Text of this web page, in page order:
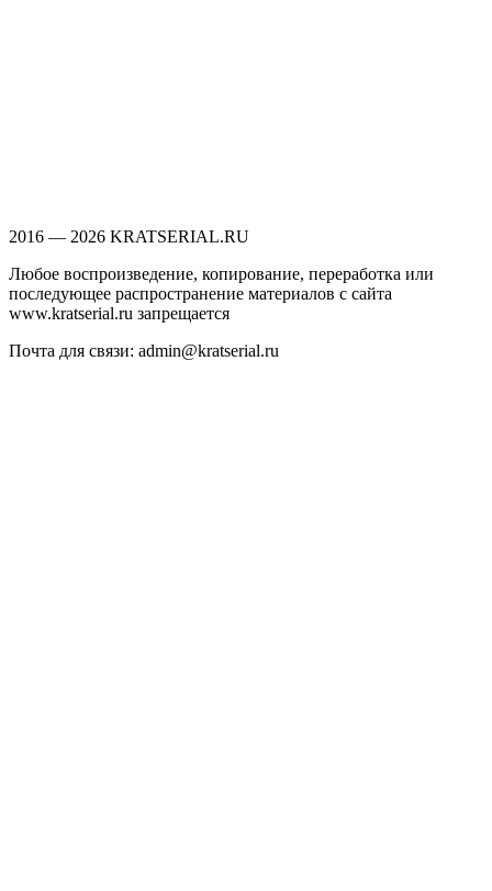
2016 — 2026 KRATSERIAL.RU
Любое воспроизведение, копирование, переработка или
последующее распространение материалов с сайта
www.kratserial.ru запрещается
Почта для связи: admin@kratserial.ru